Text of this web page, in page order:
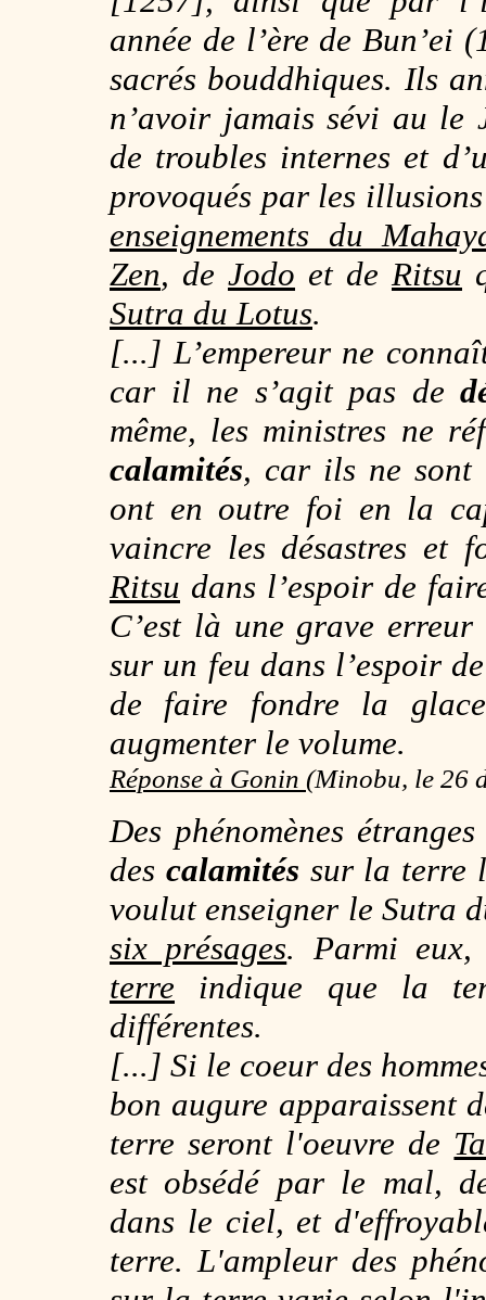
année de l’ère de Bun’ei
sacrés bouddhiques. Ils
n’avoir jamais sévi au le
de troubles internes et
provoqués par les
enseignements du
Zen, de Jodo et de Ritsu
Sutra du Lotus.
[...] L’empereur ne
car il ne s’agit pas de
même, les ministres ne
calamités, car ils ne sont
ont en outre foi en la
vaincre les désastres et
Ritsu dans l’espoir de
C’est là une grave
sur un feu dans l’espoir
de faire fondre la
augmenter le volume.
Réponse à Gonin (Minobu, le 26
Des phénomènes
des calamités sur la terre
voulut enseigner leSutra
six présages. Parmi
terre indique que la
différentes.
[...] Si le coeur des
bon augure apparaissent
terre seront l'oeuvre de
est obsédé par le mal,
dans le ciel, et
terre. L'ampleur des